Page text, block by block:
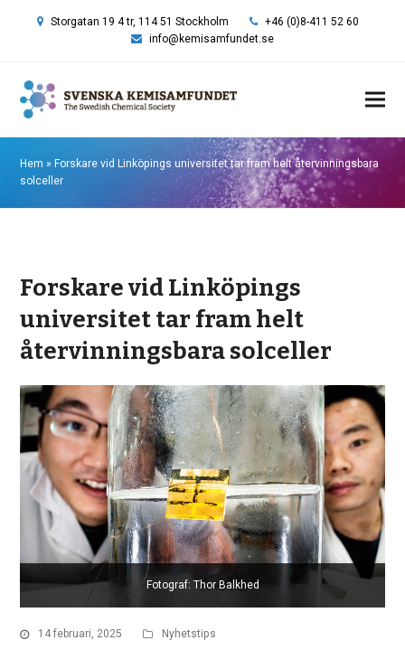
Storgatan 19 4 tr, 114 51 Stockholm
+46 (0)8-411 52 60
info@kemisamfundet.se
Hem » Forskare vid Linköpings universitet tar fram helt återvinningsbara
solceller
Forskare vid Linköpings
universitet tar fram helt
återvinningsbara solceller
Fotograf: Thor Balkhed
14 februari, 2025 Nyhetstips